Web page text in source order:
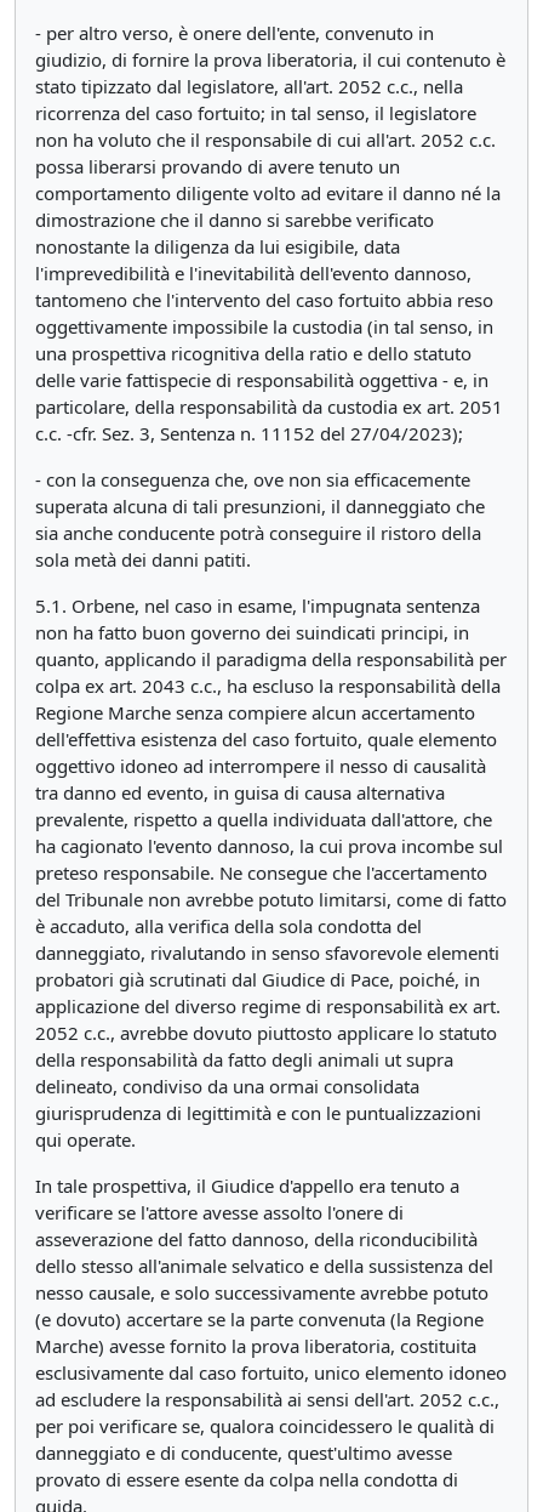
- per altro verso, è onere dell'ente, convenuto in
giudizio, di fornire la prova liberatoria, il cui contenuto è
stato tipizzato dal legislatore, all'art. 2052 c.c., nella
ricorrenza del caso fortuito; in tal senso, il legislatore
non ha voluto che il responsabile di cui all'art. 2052 c.c.
possa liberarsi provando di avere tenuto un
comportamento diligente volto ad evitare il danno né la
dimostrazione che il danno si sarebbe verificato
nonostante la diligenza da lui esigibile, data
l'imprevedibilità e l'inevitabilità dell'evento dannoso,
tantomeno che l'intervento del caso fortuito abbia reso
oggettivamente impossibile la custodia (in tal senso, in
una prospettiva ricognitiva della ratio e dello statuto
delle varie fattispecie di responsabilità oggettiva - e, in
particolare, della responsabilità da custodia ex art. 2051
c.c. -cfr. Sez. 3, Sentenza n. 11152 del 27/04/2023);
- con la conseguenza che, ove non sia efficacemente
superata alcuna di tali presunzioni, il danneggiato che
sia anche conducente potrà conseguire il ristoro della
sola metà dei danni patiti.
5.1. Orbene, nel caso in esame, l'impugnata sentenza
non ha fatto buon governo dei suindicati principi, in
quanto, applicando il paradigma della responsabilità per
colpa ex art. 2043 c.c., ha escluso la responsabilità della
Regione Marche senza compiere alcun accertamento
dell'effettiva esistenza del caso fortuito, quale elemento
oggettivo idoneo ad interrompere il nesso di causalità
tra danno ed evento, in guisa di causa alternativa
prevalente, rispetto a quella individuata dall'attore, che
ha cagionato l'evento dannoso, la cui prova incombe sul
preteso responsabile. Ne consegue che l'accertamento
del Tribunale non avrebbe potuto limitarsi, come di fatto
è accaduto, alla verifica della sola condotta del
danneggiato, rivalutando in senso sfavorevole elementi
probatori già scrutinati dal Giudice di Pace, poiché, in
applicazione del diverso regime di responsabilità ex art.
2052 c.c., avrebbe dovuto piuttosto applicare lo statuto
della responsabilità da fatto degli animali ut supra
delineato, condiviso da una ormai consolidata
giurisprudenza di legittimità e con le puntualizzazioni
qui operate.
In tale prospettiva, il Giudice d'appello era tenuto a
verificare se l'attore avesse assolto l'onere di
asseverazione del fatto dannoso, della riconducibilità
dello stesso all'animale selvatico e della sussistenza del
nesso causale, e solo successivamente avrebbe potuto
(e dovuto) accertare se la parte convenuta (la Regione
Marche) avesse fornito la prova liberatoria, costituita
esclusivamente dal caso fortuito, unico elemento idoneo
ad escludere la responsabilità ai sensi dell'art. 2052 c.c.,
per poi verificare se, qualora coincidessero le qualità di
danneggiato e di conducente, quest'ultimo avesse
provato di essere esente da colpa nella condotta di
guida.